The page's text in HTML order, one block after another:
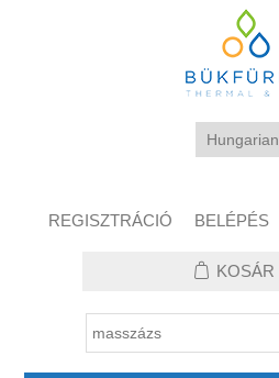
REGISZTRÁCIÓ BELÉPÉS
KOSÁR